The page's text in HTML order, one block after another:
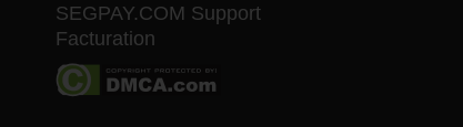
SEGPAY.COM Support
Facturation